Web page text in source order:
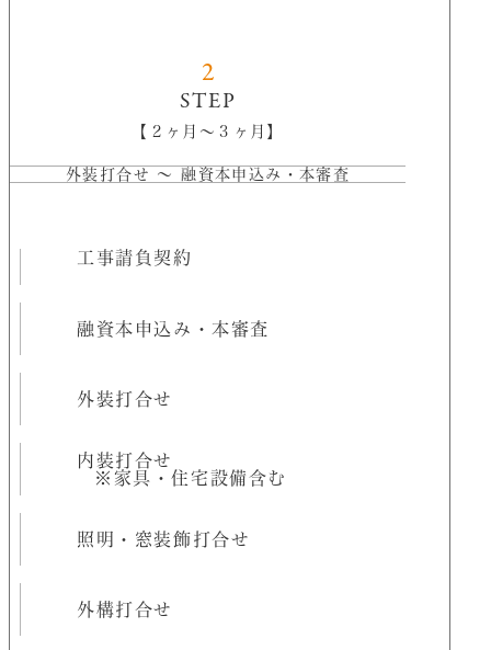
2
STEP
【２ヶ月〜３ヶ月】
外装打合せ 〜 融資本申込み・本審査
工事請負契約
融資本申込み・本審査
外装打合せ
内装打合せ
※家具・住宅設備含む
照明・窓装飾打合せ
外構打合せ